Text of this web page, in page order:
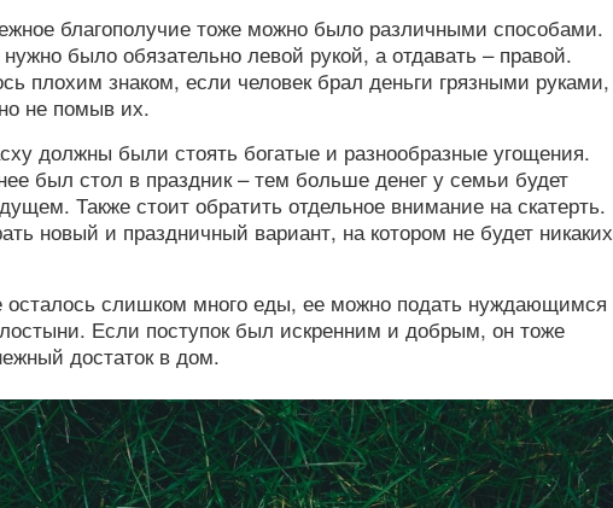
благополучие тоже можно было различными способами.
было обязательно левой рукой, а отдавать – правой.
плохим знаком, если человек брал деньги грязными руками,
не помыв их.
должны были стоять богатые и разнообразные угощения.
был стол в праздник – тем больше денег у семьи будет
Также стоит обратить отдельное внимание на скатерть.
новый и праздничный вариант, на котором не будет никаких
осталось слишком много еды, ее можно подать нуждающимся
Если поступок был искренним и добрым, он тоже
достаток в дом.